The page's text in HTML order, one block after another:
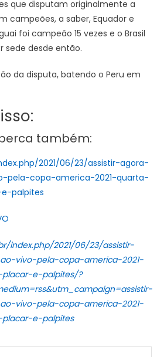
que disputam originalmente a
campeões, a saber, Equador e
foi campeão 15 vezes e o Brasil
sede desde então.
da disputa, batendo o Peru em
também:
2021/06/23/assistir-agora-
pela-copa-america-2021-quarta-
palpites
index.php/2021/06/23/assistir-
vivo-pela-copa-america-2021-
e-palpites/?
vivo-pela-copa-america-2021-
e-palpites